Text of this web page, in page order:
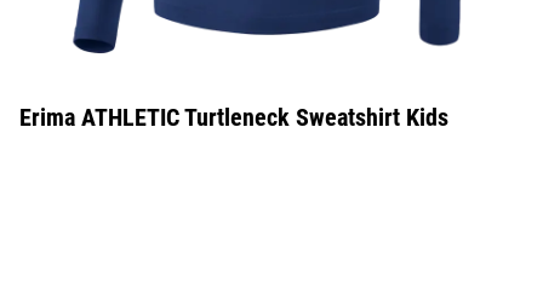
Erima ATHLETIC Turtleneck Sweatshirt Kids